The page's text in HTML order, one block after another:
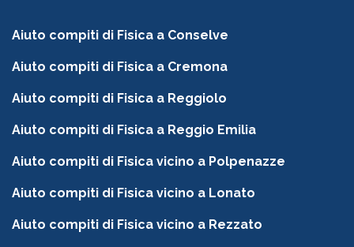
Aiuto compiti di Fisica a Conselve
Aiuto compiti di Fisica a Cremona
Aiuto compiti di Fisica a Reggiolo
Aiuto compiti di Fisica a Reggio Emilia
Aiuto compiti di Fisica vicino a Polpenazze
Aiuto compiti di Fisica vicino a Lonato
Aiuto compiti di Fisica vicino a Rezzato